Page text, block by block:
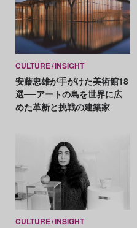
CULTURE INSIGHT
安藤忠雄が手がけた美術館18
選──アートの島を世界に広
めた革新と挑戦の建築家
CULTURE INSIGHT